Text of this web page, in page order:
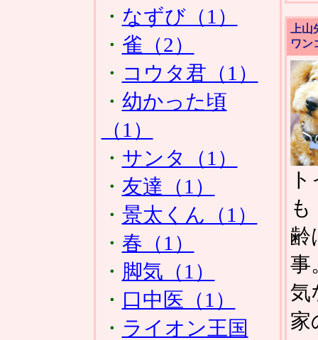
・ なずび（1）
・ 雀（2）
・ コウタ君（1）
・ 幼かった頃
（1）
・ サンタ（1）
・ 友達（1）
・ 景太くん（1）
・ 春（1）
・ 脚気（1）
・ 口中医（1）
・ ライオン王国
上
ワン
齢
事
気
家